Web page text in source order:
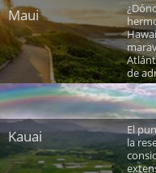
Maui
de
Kauai
El
la